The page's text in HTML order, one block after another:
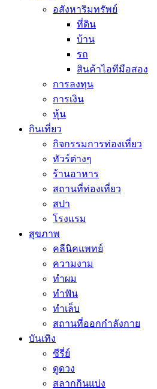
อสังหาริมทรัพย์
ที่ดิน
บ้าน
รถ
สินค้าไอทีมือสอง
การลงทุน
การเงิน
หุ้น
กินเที่ยว
กิจกรรมการท่องเที่ยว
ทัวร์ต่างๆ
ร้านอาหาร
สถานที่ท่องเที่ยว
สปา
โรงแรม
สุขภาพ
คลีนิคแพทย์
ความงาม
ทำผม
ทำฟัน
ทำเล็บ
สถานที่ออกกำลังกาย
บันเทิง
ซีรี่ย์
ดูดวง
สลากกินแบ่ง